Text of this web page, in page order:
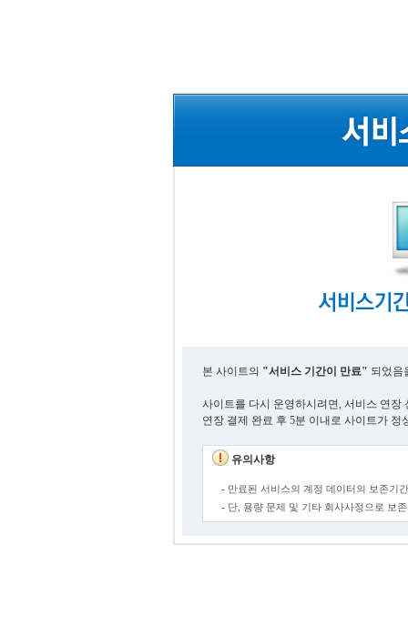
본 사이트의 "서비스 기간이 만료" 되었음
사이트를 다시 운영하시려면, 서비스 연장
연장 결제 완료 후 5분 이내로 사이트가 정
유의사항
- 만료된 서비스의 계정 데이터의 보존기
- 단, 용량 문제 및 기타 회사사정으로 보